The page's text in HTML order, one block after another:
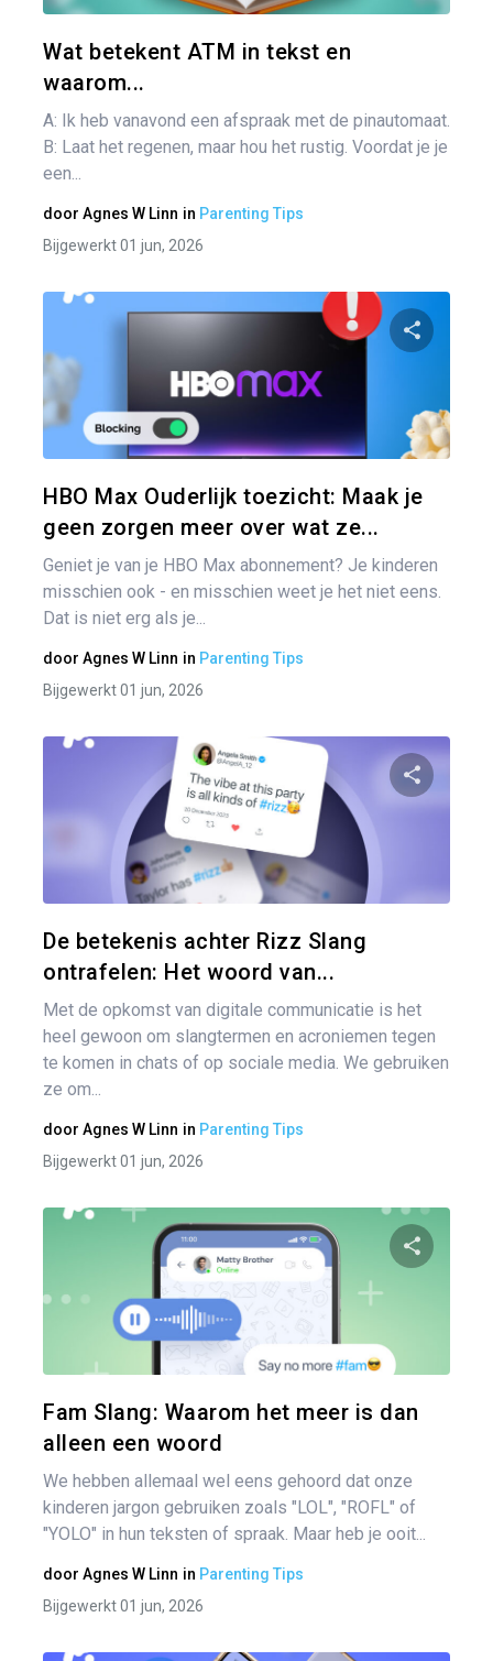
Wat betekent ATM in tekst en
waarom...
A: Ik heb vanavond een afspraak met de pinautomaat.
B: Laat het regenen, maar hou het rustig. Voordat je je
een...
door Agnes W Linn in Parenting Tips
Bijgewerkt 01 jun, 2026
HBO Max Ouderlijk toezicht: Maak je
geen zorgen meer over wat ze...
Geniet je van je HBO Max abonnement? Je kinderen
misschien ook - en misschien weet je het niet eens.
Dat is niet erg als je...
door Agnes W Linn in Parenting Tips
Bijgewerkt 01 jun, 2026
De betekenis achter Rizz Slang
ontrafelen: Het woord van...
Met de opkomst van digitale communicatie is het
heel gewoon om slangtermen en acroniemen tegen
te komen in chats of op sociale media. We gebruiken
ze om...
door Agnes W Linn in Parenting Tips
Bijgewerkt 01 jun, 2026
Fam Slang: Waarom het meer is dan
alleen een woord
We hebben allemaal wel eens gehoord dat onze
kinderen jargon gebruiken zoals "LOL", "ROFL" of
"YOLO" in hun teksten of spraak. Maar heb je ooit...
door Agnes W Linn in Parenting Tips
Bijgewerkt 01 jun, 2026